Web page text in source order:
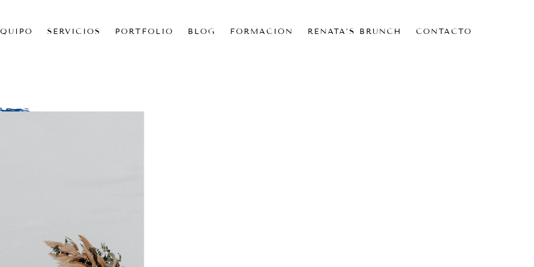
SERVICIOS PORTFOLIO BLOG FORMACIÓN RENATA’S BRUNCH CONTACTO